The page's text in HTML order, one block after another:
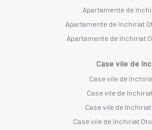
Apartamente de
Apartamente de închiriat
Apartamente de închiriat
Case vile de
Case vile de
Case vile de
Case vile de
Case vile de închiriat